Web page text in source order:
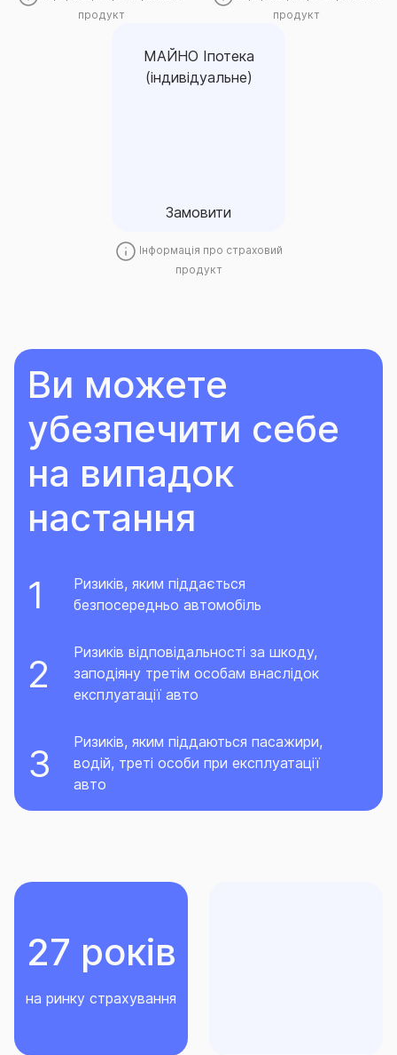
продукт
продукт
МАЙНО Іпотека
(індивідуальне)
Замовити
Інформація про страховий
продукт
Ви можете
убезпечити себе
на випадок
настання
Ризиків, яким піддається
безпосередньо автомобіль
Ризиків відповідальності за шкоду,
заподіяну третім особам внаслідок
експлуатації авто
Ризиків, яким піддаються пасажири,
водій, треті особи при експлуатації
авто
27 років
на ринку страхування